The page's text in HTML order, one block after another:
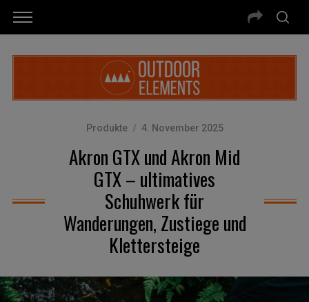
Produkte 4. November 2025
Akron GTX und Akron Mid
GTX – ultimatives
Schuhwerk für
Wanderungen, Zustiege und
Klettersteige